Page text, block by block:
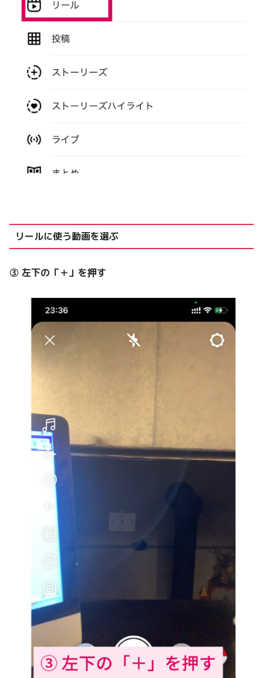
リールに使う動画を選ぶ
③ 左下の「＋」を押す